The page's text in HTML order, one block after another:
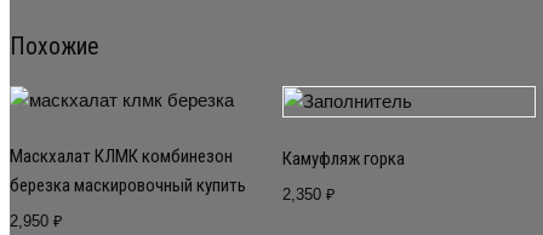
Похожие
Маскхалат КЛМК комбинезон
березка маскировочный купить
2,950 ₽
Камуфляж горка
2,350 ₽